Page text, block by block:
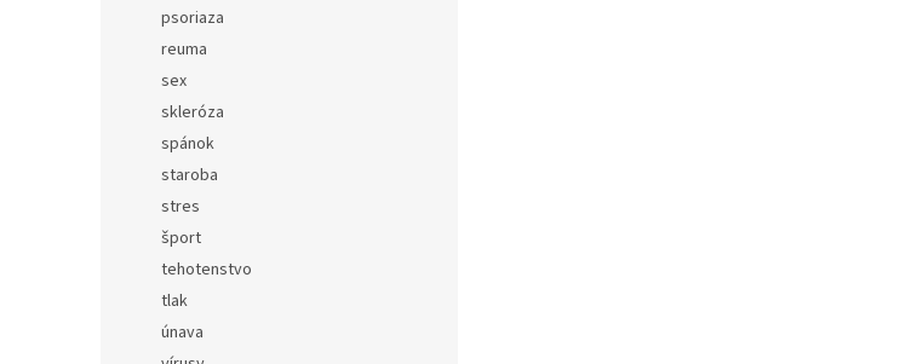
psoriaza
reuma
sex
skleróza
spánok
staroba
stres
šport
tehotenstvo
tlak
únava